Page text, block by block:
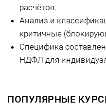
расчётов.
Анализ и
критичные
Специфика
НДФЛ для
ПОПУЛЯРНЫЕ